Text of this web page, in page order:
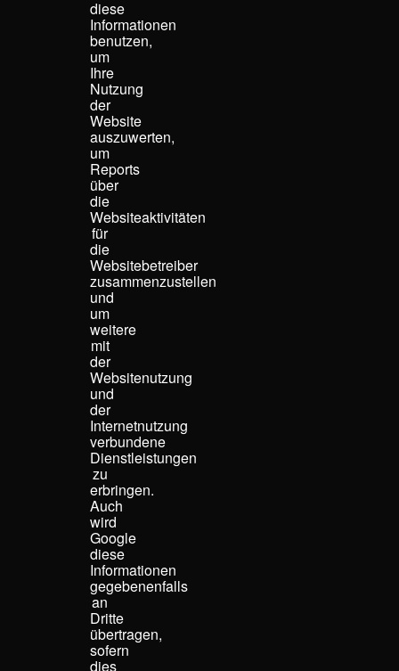
diese
Informationen
benutzen,
um
Ihre
Nutzung
der
Website
auszuwerten,
um
Reports
über
die
Websiteaktivitäten
für
die
Websitebetreiber
zusammenzustellen
und
um
weitere
mit
der
Websitenutzung
und
der
Internetnutzung
verbundene
Dienstleistungen
zu
erbringen.
Auch
wird
Google
diese
Informationen
gegebenenfalls
an
Dritte
übertragen,
sofern
dies